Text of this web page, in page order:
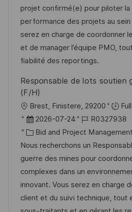
i
h
u
g
u
m
d
e
r
e
f
-
I
D
t
e
g
o
r
e
projet confirmé(e) pour piloter
performance des projets au sein
serez en charge de coordonner
et de manager l’équipe PMO,
fiabilité des reportings.
Responsable de lots soutien
(F/H)
O
r
t
Brest, Finistere, 29200
D
a
t
u
m
d
e
2026-07-24
J
o
b
-
I
D
R0327938
K
a
t
e
g
o
Bid and Project Management
Nous recherchons un
guerre des mines pour
complexes dans un
innovant. Vous serez en charge
client et du suivi technique, tout